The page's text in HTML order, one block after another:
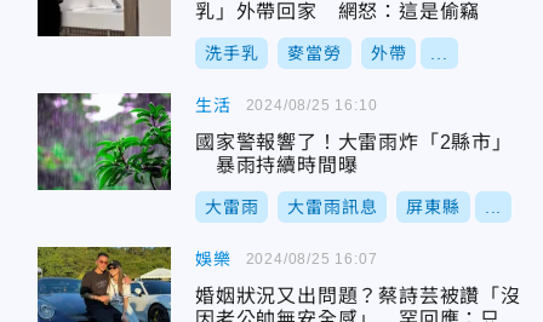
乳」外帶回家 網怒：這是偷竊
洗手乳 麥當勞 外帶
生活
國家警報響了！大雷雨炸「2縣市」
暴雨持續時間曝
大雷雨 大雷雨訊息 屏東縣
2024/08/25 16:10
娛樂
婚姻狀況又出問題？蔡詩芸被讚「沒
2024/08/25 16:07